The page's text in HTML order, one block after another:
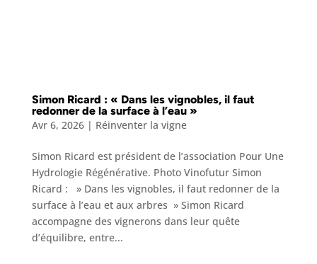
Simon Ricard : « Dans les vignobles, il faut
redonner de la surface à l’eau »
Avr 6, 2026| Réinventer la vigne
Simon Ricard est président de l’association Pour Une
Hydrologie Régénérative. Photo Vinofutur Simon
Ricard : » Dans les vignobles, il faut redonner de la
surface à l’eau et aux arbres » Simon Ricard
accompagne des vignerons dans leur quête
d’équilibre, entre...